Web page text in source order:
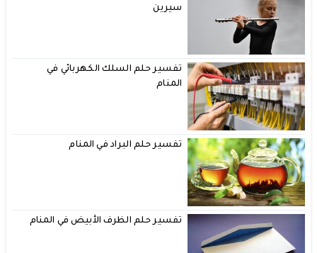
سيرين
تفسير حلم السلك الكهربائي في
المنام
تفسير حلم البراد في المنام
تفسير حلم الظرف الأبيض في المنام